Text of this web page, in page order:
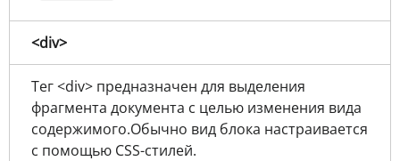
<div>
Тег <div> предназначен для выделения
фрагмента документа с целью изменения вида
содержимого.Обычно вид блока настраивается
с помощью CSS-стилей.